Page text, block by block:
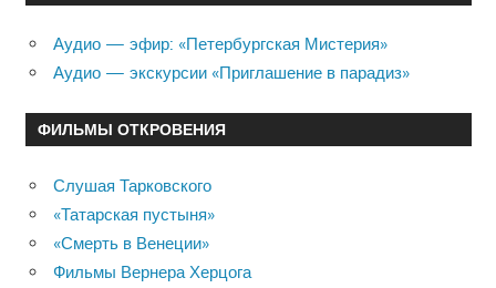
Аудио — эфир: «Петербургская Мистерия»
Аудио — экскурсии «Приглашение в парадиз»
ФИЛЬМЫ ОТКРОВЕНИЯ
Слушая Тарковского
«Татарская пустыня»
«Смерть в Венеции»
Фильмы Вернера Херцога